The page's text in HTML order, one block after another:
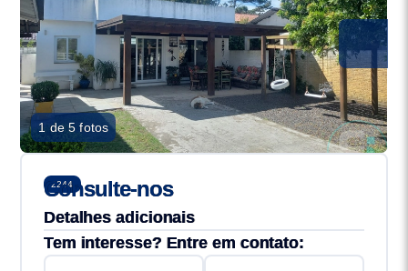
1 de 5 fotos
2244
Consulte-nos
Detalhes adicionais
Tem interesse? Entre em contato: